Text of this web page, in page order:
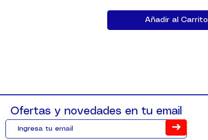
Añadir al Carrito
Ofertas y novedades en tu email
➜